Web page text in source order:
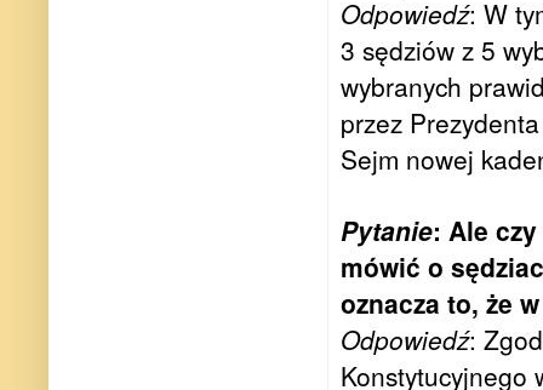
Odpowiedź: W
3 sędziów z 5
wybranych
przez
Sejm nowej
Pytanie: Ale
mówić o
oznacza to, że
Odpowiedź:
Konstytucyjnego